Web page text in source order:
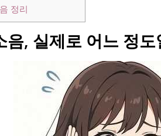
정리
음, 실제로 어느 정도